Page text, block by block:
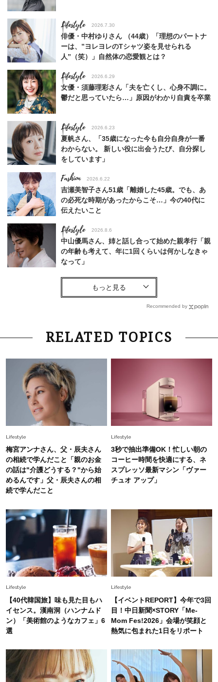
Lifestyle 2026.7.30
俳優・中村ゆりさん （44歳）「理想のパートナ
ーは、”ヨレヨレのTシャツ姿を見せられる
人”（笑）」自然体の恋愛観とは？
Lifestyle 2026.6.29
女優・須藤理彩さん「夫を亡くし、心身不調に。
鬱だと思っていたら…」原因がわかり自責を卒業
Lifestyle 2026.6.23
夏帆さん、「35歳になった今も自分自身が一番
わからない。 新しい役に出会うたび、自分探し
をしています」
Fashion 2026.6.22
吉瀬美智子さん51歳「離婚した45歳。でも、あ
の必死な時期があったからこそ…」今の40代に
伝えたいこと
Lifestyle 2026.8.6
中山優馬さん、姉と話し合って始めた親孝行「親
の年齢も考えて、年に1回くらいは何かしなきゃ
なって」
Lifestyle
「人間、役に立たなきゃ生きてちゃいかんか？」
Lifestyle 2026.8.6
26年夏の【開運アクション】は”ひと拭き”習
Fashion
中村ゆりさん「40代になり、やっと“仕事以外の
幸福感”に目が向いた」ライフスタイルも、服も
白黒でもこんなに華やぐ！40代、夏の「甘めト
ップス×パンツ」コーデ〈3選〉
Fashion
Fashion
初夏はこれさえあれば！40代は【淡色ワンピ】
で即涼しげ＆上品見え〈3選〉
オシャレ40代の【ワンピ＆オールインワン】最
旬着こなし3選。地味見え回避のコツは「バッグ
選び」！
【40代のTシャツコーデ】超ビッグサイズ×きれ
いめハーフパンツでモードに昇華
Recommended by
RELATED TOPICS
Lifestyle
梅宮アンナさん、父・辰夫さん
の相続で学んだこと「親のお金
の話は"介護どうする？"から始
めるんです」父・辰夫さんの相
続で学んだこと
Lifestyle
3秒で抽出準備OK！忙しい朝の
コーヒー時間を快適にする、ネ
スプレッソ最新マシン「ヴァー
チュオ アップ」
Lifestyle
【40代韓国旅】味も見た目もハ
イセンス。漢南洞（ハンナムド
ン）「美術館のようなカフェ」6
選
Lifestyle
【イベントREPORT】今年で3回
目！中日新聞×STORY「Me-
Mom Fes!2026」会場が笑顔と
熱気に包まれた1日をリポート